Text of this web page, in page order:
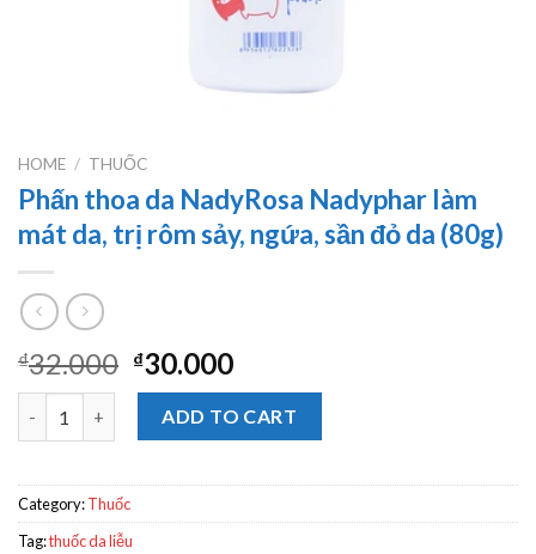
HOME / THUỐC
Phấn thoa da NadyRosa Nadyphar làm
mát da, trị rôm sảy, ngứa, sần đỏ da (80g)
₫32.000 ₫30.000
Phấn thoa da NadyRosa Nadyphar làm mát da, trị rôm sảy,
ADD TO CART
Category:Thuốc
Tag:thuốc da liễu